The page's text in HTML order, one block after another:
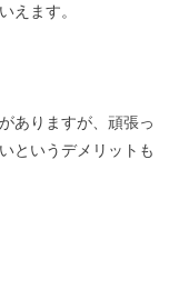
えます。
ありますが、頑張っ
というデメリットも